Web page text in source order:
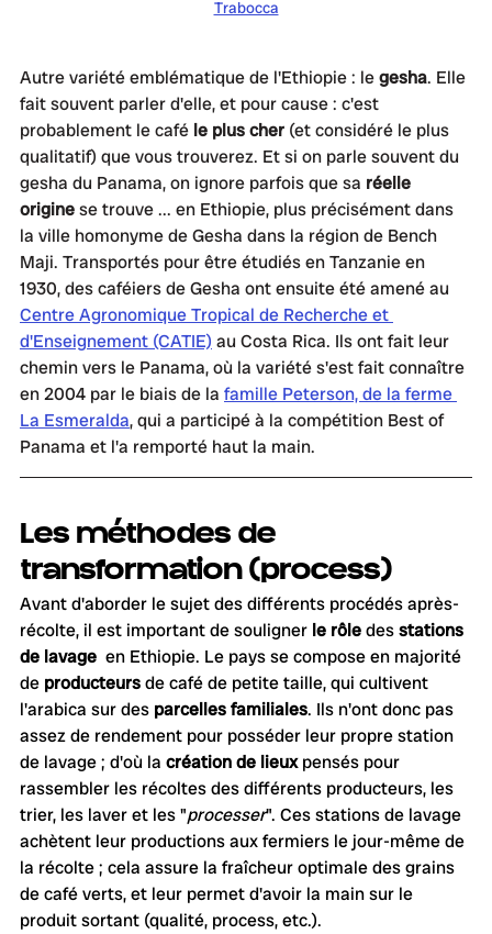
Trabocca
Autre variété emblématique de l'Ethiopie : le gesha. Elle
fait souvent parler d'elle, et pour cause : c'est
probablement le café le plus cher (et considéré le plus
qualitatif) que vous trouverez. Et si on parle souvent du
gesha du Panama, on ignore parfois que sa réelle
origine se trouve ... en Ethiopie, plus précisément dans
la ville homonyme de Gesha dans la région de Bench
Maji. Transportés pour être étudiés en Tanzanie en
1930, des caféiers de Gesha ont ensuite été amené au
Centre Agronomique Tropical de Recherche et
d'Enseignement (CATIE) au Costa Rica. Ils ont fait leur
chemin vers le Panama, où la variété s'est fait connaître
en 2004 par le biais de la famille Peterson, de la ferme
La Esmeralda, qui a participé à la compétition Best of
Panama et l'a remporté haut la main.
Les méthodes de
transformation (process)
Avant d'aborder le sujet des différents procédés après-
récolte, il est important de souligner le rôle des stations
de lavage
  en Ethiopie. Le pays se compose en majorité
de producteurs de café de petite taille, qui cultivent
l'arabica sur des parcelles familiales. Ils n'ont donc pas
assez de rendement pour posséder leur propre station
de lavage ; d'où la création de lieux pensés pour
rassembler les récoltes des différents producteurs, les
trier, les laver et les "processer". Ces stations de lavage
achètent leur productions aux fermiers le jour-même de
la récolte ; cela assure la fraîcheur optimale des grains
de café verts, et leur permet d'avoir la main sur le
produit sortant (qualité, process, etc.).